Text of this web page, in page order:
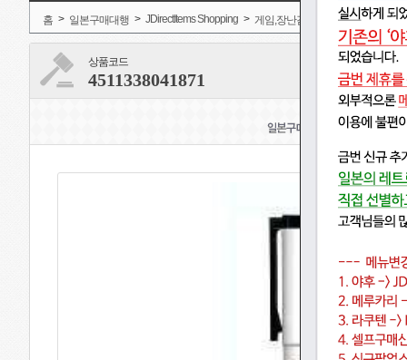
홈 > 일본구매대행 > JDirectItems Shopping > 게임,장난감 모형, 프라모델
상품코드
4511338041871